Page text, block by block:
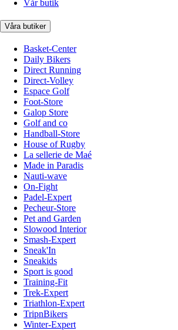
Vår butik
Våra butiker
Basket-Center
Daily Bikers
Direct Running
Direct-Volley
Espace Golf
Foot-Store
Galop Store
Golf and co
Handball-Store
House of Rugby
La sellerie de Maé
Made in Paradis
Nauti-wave
On-Fight
Padel-Expert
Pecheur-Store
Pet and Garden
Slowood Interior
Smash-Expert
Sneak'In
Sneakids
Sport is good
Training-Fit
Trek-Expert
Triathlon-Expert
TripnBikers
Winter-Expert